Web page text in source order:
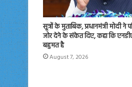
सूत्रों के मुताबिक, प्रधानमंत्री मोदी ने
जोर देने के संकेत दिए, कहा कि
बहुमत है
August 7, 2026